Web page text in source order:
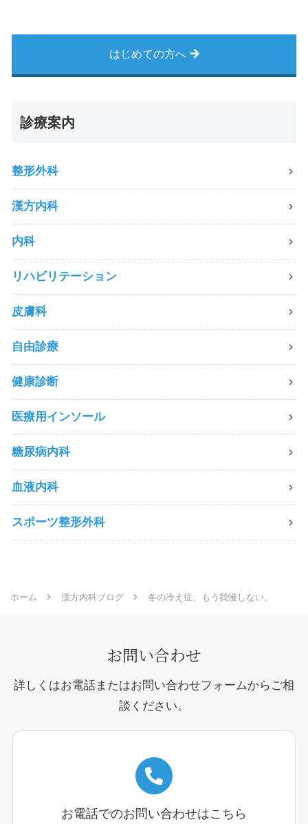
はじめての方へ
診療案内
整形外科
漢方内科
内科
リハビリテーション
皮膚科
自由診療
健康診断
医療用インソール
糖尿病内科
血液内科
スポーツ整形外科
ホーム 漢方内科ブログ 冬の冷え症、もう我慢しない。
お問い合わせ
詳しくはお電話またはお問い合わせフォームからご相
談ください。
お電話でのお問い合わせはこちら